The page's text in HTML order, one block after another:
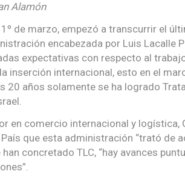
Alamón
de marzo, empezó a transcurrir el
encabezada por Luis Lacalle
expectativas con respecto al
inserción internacional, esto en el
20 años solamente se ha logrado
en comercio internacional y logística,
País que esta administración “trató de
han concretado TLC, “hay avances